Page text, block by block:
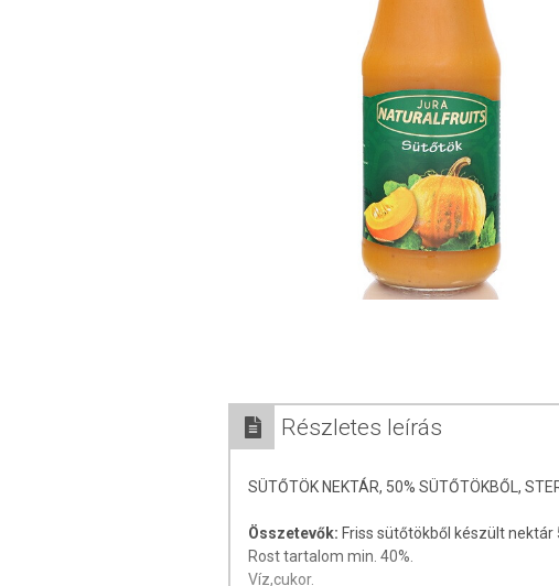
Részletes leírás
SÜTŐTÖK NEKTÁR, 50% SÜTŐTÖKBŐL,
Összetevők: Friss sütőtökből készült nektár
Rost tartalom min. 40%.
Víz,cukor.